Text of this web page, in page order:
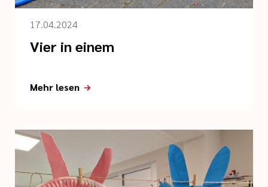
17.04.2024
Vier in einem
Mehr lesen